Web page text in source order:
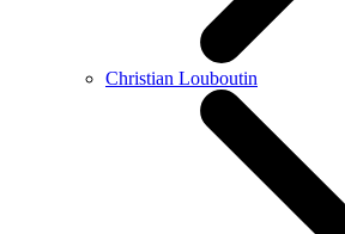
Christian Louboutin